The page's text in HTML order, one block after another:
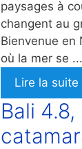
paysages à
changent au
Bienvenue en
où la mer se ...
Lire la suite
Bali